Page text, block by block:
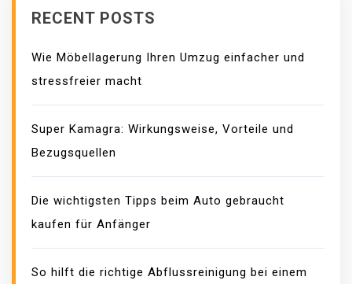
RECENT POSTS
Wie Möbellagerung Ihren Umzug einfacher und
stressfreier macht
Super Kamagra: Wirkungsweise, Vorteile und
Bezugsquellen
Die wichtigsten Tipps beim Auto gebraucht
kaufen für Anfänger
So hilft die richtige Abflussreinigung bei einem